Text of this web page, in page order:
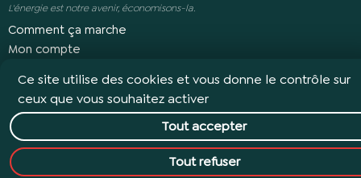
Ce site utilise des cookies et vous donne le contrôle sur
ceux que vous souhaitez activer
Tout accepter
Tout refuser
L'énergie est notre avenir, économisons-la.
Comment ça marche
Mon compte
Avis clients
REJOIGNEZ-NOUS !
Contact